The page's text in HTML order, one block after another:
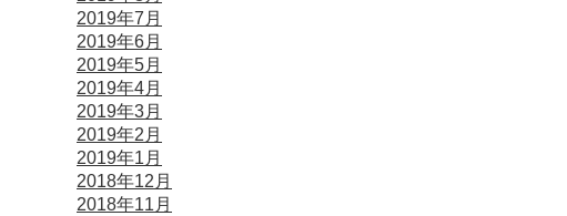
2019年7月
2019年6月
2019年5月
2019年4月
2019年3月
2019年2月
2019年1月
2018年12月
2018年11月